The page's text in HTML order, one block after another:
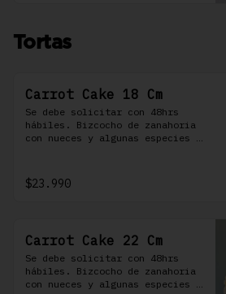
Tortas
Carrot Cake 18 Cm
Se debe solicitar con 48hrs
hábiles. Bizcocho de zanahoria
con nueces y algunas especies
crema.
$23.990
Carrot Cake 22 Cm
Se debe solicitar con 48hrs
hábiles. Bizcocho de zanahoria
con nueces y algunas especies